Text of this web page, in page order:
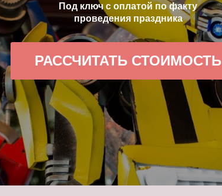
Под ключ с оплатой по факту
проведения праздника
РАССЧИТАТЬ СТОИМОСТЬ